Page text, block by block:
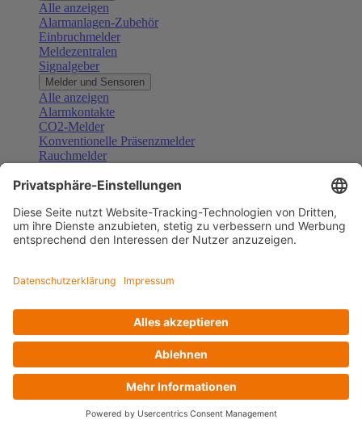
Alle anzeigen
Alarmanlagen-Zubehör
Einbruchmelder
Meldezentralen
Signalgeber
Melder und Sensoren
Alle anzeigen
Alarmkontakte
CO2-Melder
Konventionelle Präsenzmelder
Rauchmelder
Gefahrenmelder
Türsprechanlagen
Alle anzeigen
Außenstationen
Klingeltaster und Gongs
Sprechanlagen-Sets
Zubehör Türkommunikation
Videoüberwachung
Zubehör Videoüberwachung
Alle anzeigen